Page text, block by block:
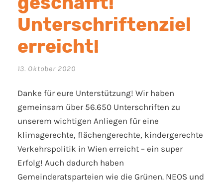
Unterschriftenziel
erreicht!
13. Oktober 2020
Danke für eure Unterstützung! Wir haben
gemeinsam über 56.650 Unterschriften zu
unserem wichtigen Anliegen für eine
klimagerechte, flächengerechte, kindergerechte
Verkehrspolitik in Wien erreicht – ein super
Erfolg! Auch dadurch haben
Gemeinderatsparteien wie die Grünen. NEOS und